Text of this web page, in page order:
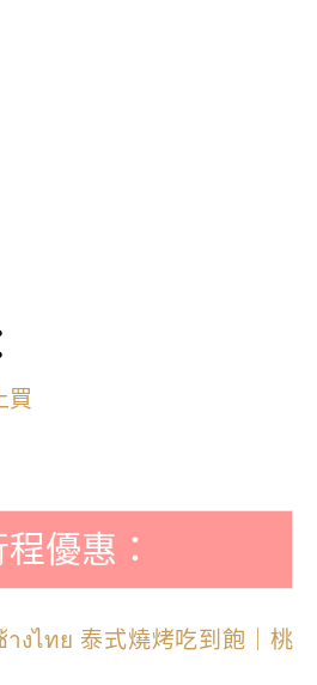
買
優惠：
งไทย 泰式燒烤吃到飽｜桃